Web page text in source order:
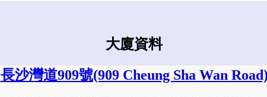
大廈資料
長沙灣道909號(909 Cheung Sha Wan Road)